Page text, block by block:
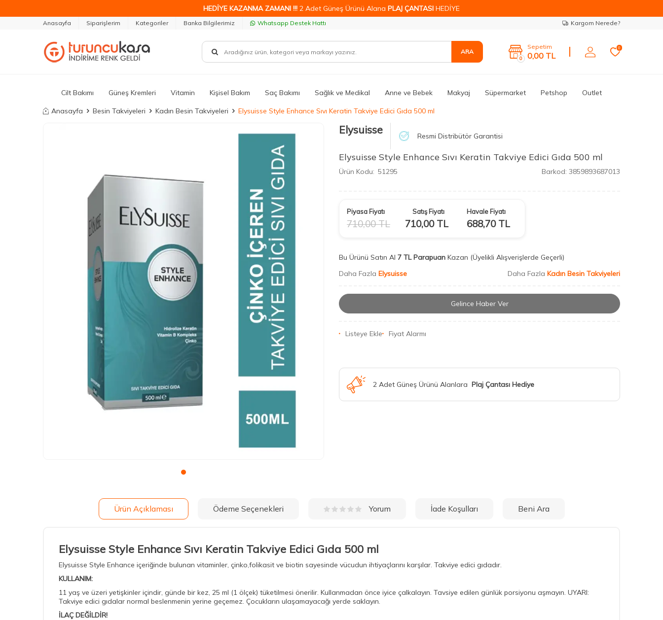
HEDİYE KAZANMA ZAMANI !!! 2 Adet Güneş Ürünü Alana PLAJ ÇANTASI HEDİYE
Anasayfa Siparişlerim Kategoriler Banka Bilgilerimiz Whatsapp Destek Hattı Kargom Nerede?
ARA
0
Sepetim
0,00 TL
0
Cilt Bakımı Güneş Kremleri Vitamin Kişisel Bakım Saç Bakımı Sağlık ve Medikal Anne ve Bebek Makyaj Süpermarket Petshop Outlet
Anasayfa Besin Takviyeleri Kadın Besin Takviyeleri Elysuisse Style Enhance Sıvı Keratin Takviye Edici Gıda 500 ml
Elysuisse Resmi Distribütör Garantisi
Elysuisse Style Enhance Sıvı Keratin Takviye Edici Gıda 500 ml
Ürün Kodu: 51295 Barkod: 3859893687013
Piyasa Fiyatı
710,00TL
Satış Fiyatı
710,00TL
Havale Fiyatı
688,70TL
Bu Ürünü Satın Al 7 TL Parapuan Kazan (Üyelikli Alışverişlerde Geçerli)
Daha Fazla Elysuisse Daha Fazla Kadın Besin Takviyeleri
Gelince Haber Ver
Listeye Ekle Fiyat Alarmı
2 Adet Güneş Ürünü Alanlara Plaj Çantası Hediye
Ürün Açıklaması Ödeme Seçenekleri Yorum İade Koşulları Beni Ara
Elysuisse Style Enhance Sıvı Keratin Takviye Edici Gıda 500 ml
Elysuisse Style Enhance içeriğinde bulunan vitaminler, çinko,folikasit ve biotin sayesinde vücudun ihtiyaçlarını karşılar. Takviye edici gıdadır.
KULLANIM:
11 yaş ve üzeri yetişkinler içindir, günde bir kez, 25 ml (1 ölçek) tüketilmesi önerilir. Kullanmadan önce iyice çalkalayın. Tavsiye edilen günlük porsiyonu aşmayın. UYARI:
Takviye edici gıdalar normal beslenmenin yerine geçemez. Çocukların ulaşamayacağı yerde saklayın.
İLAÇ DEĞİLDİR!